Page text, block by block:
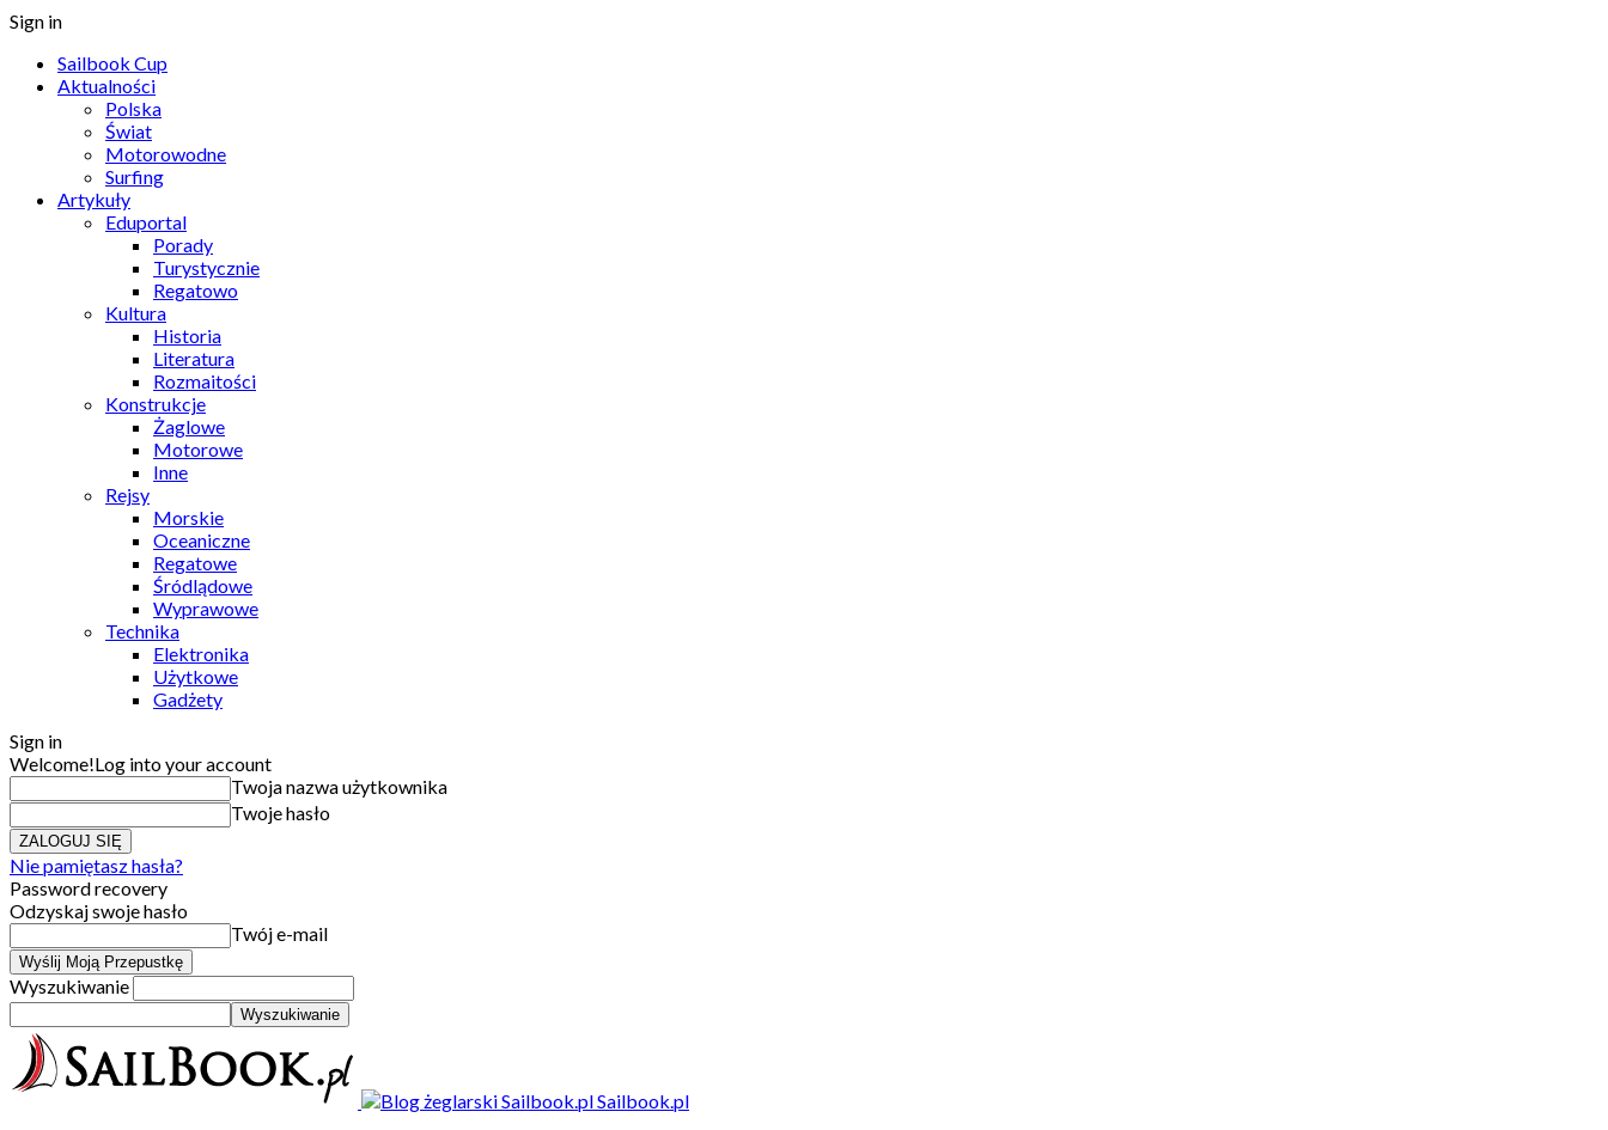
Sign in
Sailbook Cup
Aktualności
Polska
Świat
Motorowodne
Surfing
Artykuły
Eduportal
Porady
Turystycznie
Regatowo
Kultura
Historia
Literatura
Rozmaitości
Konstrukcje
Żaglowe
Motorowe
Inne
Rejsy
Morskie
Oceaniczne
Regatowe
Śródlądowe
Wyprawowe
Technika
Elektronika
Użytkowe
Gadżety
Sign in
Welcome!Log into your account
Twoja nazwa użytkownika
Twoje hasło
Nie pamiętasz hasła?
Password recovery
Odzyskaj swoje hasło
Twój e-mail
Wyszukiwanie
Sailbook.pl